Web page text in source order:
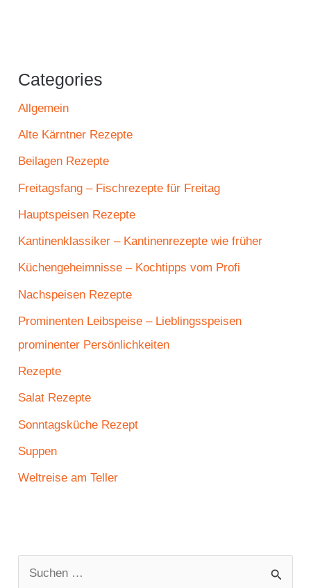
Categories
Allgemein
Alte Kärntner Rezepte
Beilagen Rezepte
Freitagsfang – Fischrezepte für Freitag
Hauptspeisen Rezepte
Kantinenklassiker – Kantinenrezepte wie früher
Küchengeheimnisse – Kochtipps vom Profi
Nachspeisen Rezepte
Prominenten Leibspeise – Lieblingsspeisen
prominenter Persönlichkeiten
Rezepte
Salat Rezepte
Sonntagsküche Rezept
Suppen
Weltreise am Teller